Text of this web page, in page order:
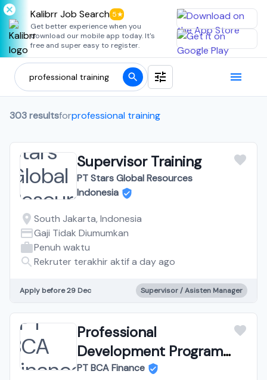
Kalibrr Job Search 5★
Get better experience when you
download our mobile app today. It's
free and super easy to register.
303 resultsforprofessional training
Supervisor Training
PT Stars Global Resources
Indonesia
South Jakarta, Indonesia
Gaji Tidak Diumumkan
Penuh waktu
Rekruter terakhir aktif a day ago
Apply before 29 Dec Supervisor / Asisten Manager
Professional
Development Program
Technology
PT BCA Finance